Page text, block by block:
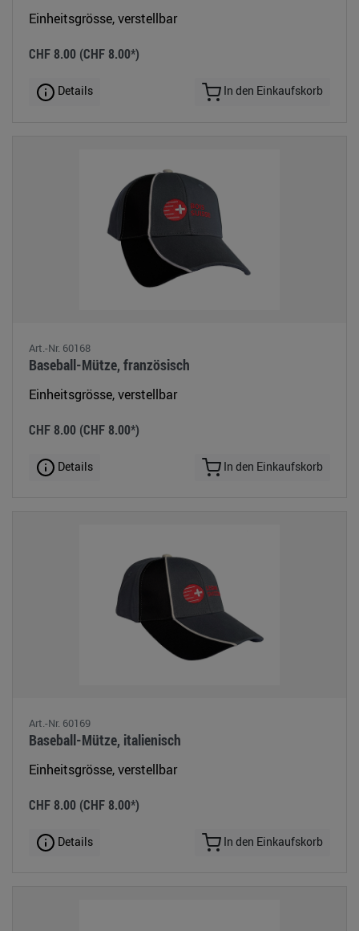
Einheitsgrösse, verstellbar
CHF 8.00 (CHF 8.00*)
Details In den Einkaufskorb
Art.-Nr. 60168
Baseball-Mütze, französisch
Einheitsgrösse, verstellbar
CHF 8.00 (CHF 8.00*)
Details In den Einkaufskorb
Art.-Nr. 60169
Baseball-Mütze, italienisch
Einheitsgrösse, verstellbar
CHF 8.00 (CHF 8.00*)
Details In den Einkaufskorb